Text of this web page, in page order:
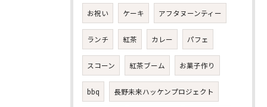
お祝い ケーキ アフタヌーンティー
ランチ 紅茶 カレー パフェ
スコーン 紅茶ブーム お菓子作り
bbq 長野未来ハッケンプロジェクト